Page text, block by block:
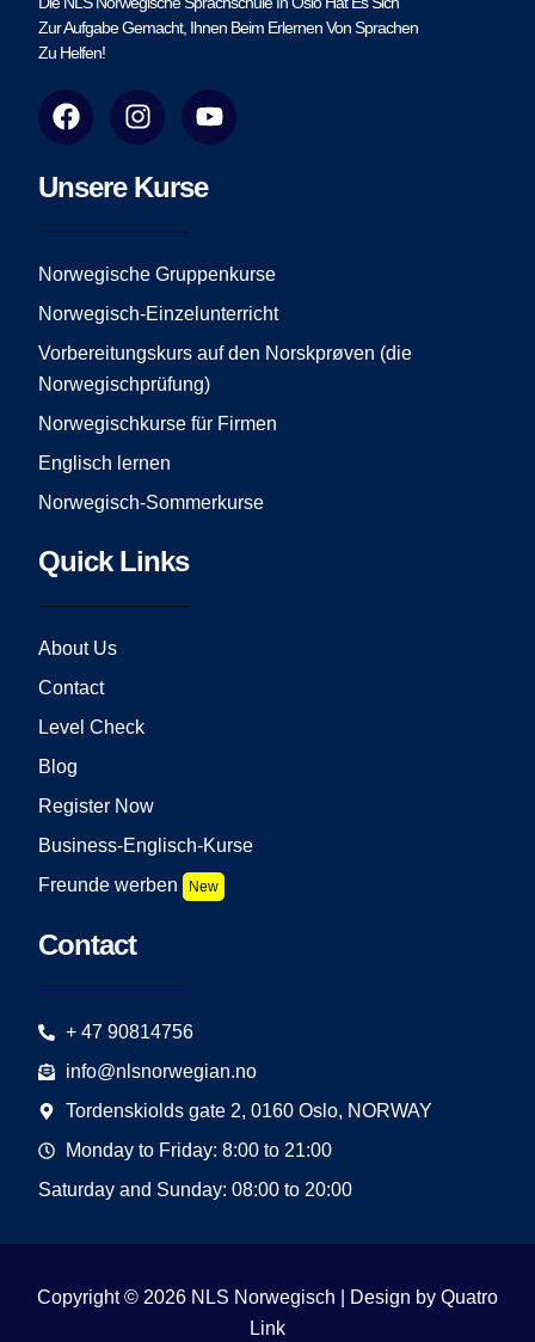
Zur Aufgabe Gemacht, Ihnen Beim Erlernen Von Sprachen
Zu Helfen!
F
a
e
o
o
I
n
t
g
r
m
Y
o
t
e
Unsere Kurse
Norwegische Gruppenkurse
Norwegisch-Einzelunterricht
Vorbereitungskurs auf den Norskprøven (die
Norwegischprüfung)
Norwegischkurse für Firmen
Englisch lernen
Norwegisch-Sommerkurse
Quick Links
About Us
Contact
Level Check
Blog
Register Now
Business-Englisch-Kurse
Freunde werben
New
Contact
+ 47 90814756
info@nlsnorwegian.no
Tordenskiolds gate 2, 0160 Oslo, NORWAY
Monday to Friday: 8:00 to 21:00
Saturday and Sunday: 08:00 to 20:00
Copyright © 2026 NLS Norwegisch | Design by Quatro
Link